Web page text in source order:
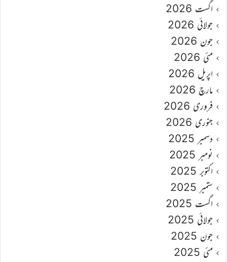
اگست 2026
جولائی 2026
جون 2026
مئی 2026
اپریل 2026
مارچ 2026
فروری 2026
جنوری 2026
دسمبر 2025
نومبر 2025
اکتوبر 2025
ستمبر 2025
اگست 2025
جولائی 2025
جون 2025
مئی 2025